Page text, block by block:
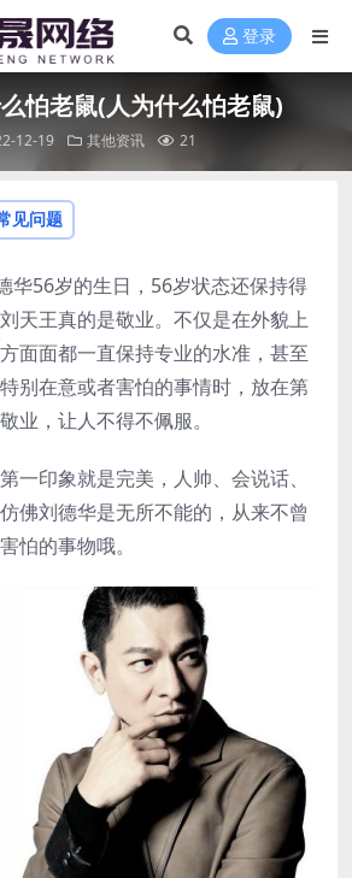
登录
怕老鼠(人为什么怕老鼠)
12-19 其他资讯 21
见问题
华56岁的生日，56岁状态还保持得
天王真的是敬业。不仅是在外貌上
面面都一直保持专业的水准，甚至
别在意或者害怕的事情时，放在第
业，让人不得不佩服。
一印象就是完美，人帅、会说话、
佛刘德华是无所不能的，从来不曾
怕的事物哦。